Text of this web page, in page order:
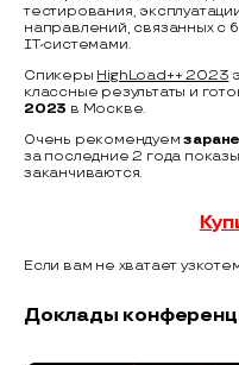
тестирования,
направлений, связанных с
IT-системами.
Спикеры HighLoad++ 2023
классные результаты и
2023 в Москве.
Очень рекомендуем
за последние 2 года
заканчиваются.
Если вам не хватает
Доклады